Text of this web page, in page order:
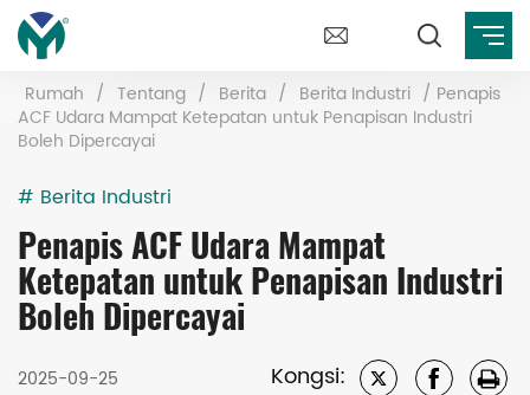
Rumah / Tentang / Berita / Berita Industri / Penapis
ACF Udara Mampat Ketepatan untuk Penapisan Industri
Boleh Dipercayai
# Berita Industri
Penapis ACF Udara Mampat
Ketepatan untuk Penapisan Industri
Boleh Dipercayai
2025-09-25 Kongsi: